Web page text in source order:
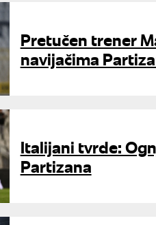
Pretučen trener
navijačima
Italijani tvrde:
Partizana